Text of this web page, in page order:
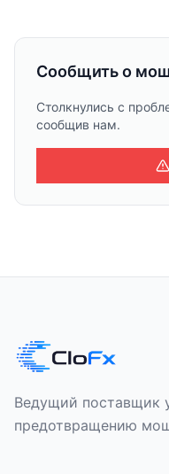
Сообщить о
Столкнулись с
сообщив нам.
Ведущий поставщик
предотвращению